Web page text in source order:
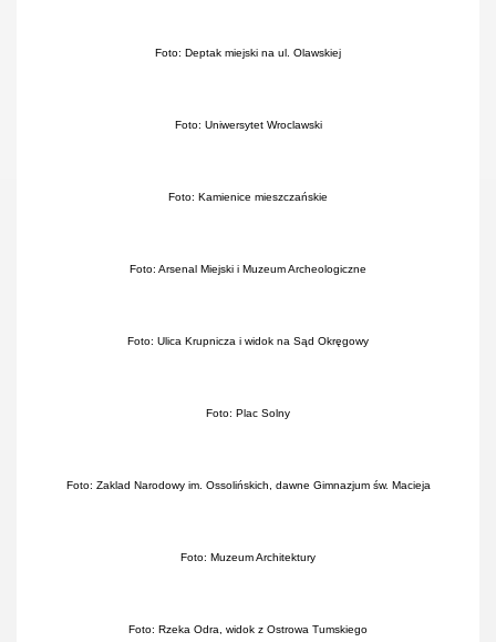
Foto: Deptak miejski na ul. Olawskiej
Foto: Uniwersytet Wroclawski
Foto: Kamienice mieszczańskie
Foto: Arsenal Miejski i Muzeum Archeologiczne
Foto: Ulica Krupnicza i widok na Sąd Okręgowy
Foto: Plac Solny
Foto: Zaklad Narodowy im. Ossolińskich, dawne Gimnazjum św. Macieja
Foto: Muzeum Architektury
Foto: Rzeka Odra, widok z Ostrowa Tumskiego